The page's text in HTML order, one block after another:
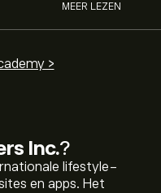
Inc.?
lifestyle-
en apps. Het
MEER LEZEN
>